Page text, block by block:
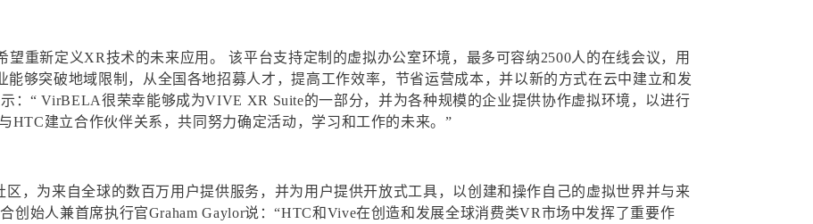
重新定义XR技术的未来应用。 该平台支持定制的虚拟办公室环境，最多可容纳2500人的在线会议，用
能够突破地域限制，从全国各地招募人才，提高工作效率，节省运营成本，并以新的方式在云中建立和发
：“ VirBELA很荣幸能够成为VIVE XR Suite的一部分，并为各种规模的企业提供协作虚拟环境，以进行
HTC建立合作伙伴关系，共同努力确定活动，学习和工作的未来。”
，为来自全球的数百万用户提供服务，并为用户提供开放式工具，以创建和操作自己的虚拟世界并与来
创始人兼首席执行官Graham Gaylor说：“HTC和Vive在创造和发展全球消费类VR市场中发挥了重要作